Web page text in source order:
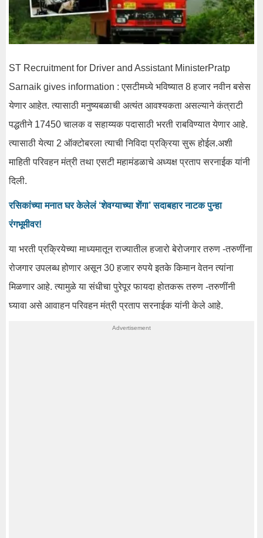
ST Recruitment for Driver and Assistant MinisterPratp
Sarnaik gives information : एसटीमध्ये भविष्यात 8 हजार नवीन बसेस
येणार आहेत. त्यासाठी मनुष्यबळाची अत्यंत आवश्यकता असल्याने कंत्राटी
पद्धतीने 17450 चालक व सहाय्यक पदासाठी भरती राबविण्यात येणार आहे.
त्यासाठी येत्या 2 ऑक्टोबरला त्याची निविदा प्रक्रिया सुरू होईल.अशी
माहिती परिवहन मंत्री तथा एसटी महामंडळाचे अध्यक्ष प्रताप सरनाईक यांनी
दिली.
रसिकांच्या मनात घर केलेलं ‘शेवग्याच्या शेंगा’ सदाबहार नाटक पुन्हा
रंगभूमीवर!
या भरती प्रक्रियेच्या माध्यमातून राज्यातील हजारो बेरोजगार तरुण -तरुणींना
रोजगार उपलब्ध होणार असून 30 हजार रुपये इतके किमान वेतन त्यांना
मिळणार आहे. त्यामुळे या संधीचा पुरेपूर फायदा होतकरू तरुण -तरुणींनी
घ्यावा असे आवाहन परिवहन मंत्री प्रताप सरनाईक यांनी केले आहे.